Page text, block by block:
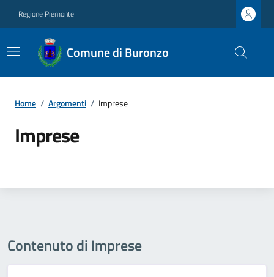
Regione Piemonte
Comune di Buronzo
Home / Argomenti / Imprese
Imprese
Contenuto di Imprese